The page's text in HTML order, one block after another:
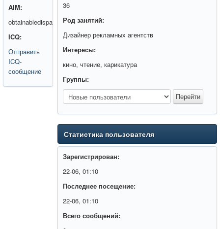
AIM:
obtainabledispa
ICQ:
Отправить
ICQ-
сообщение
36
Род занятий:
Дизайнер рекламных агентств
Интересы:
кино, чтение, карикатура
Группы:
Статистика пользователя
Зарегистрирован:
22-06, 01:10
Последнее посещение:
22-06, 01:10
Всего сообщений: